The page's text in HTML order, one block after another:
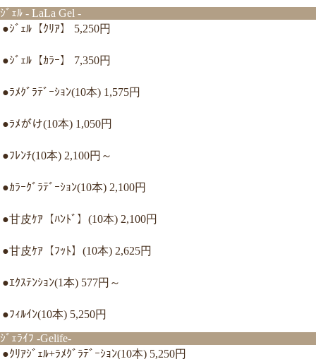
ｼﾞｪﾙ - LaLa Gel -
●ｼﾞｪﾙ【ｸﾘｱ】 5,250円
●ｼﾞｪﾙ【ｶﾗｰ】 7,350円
●ﾗﾒｸﾞﾗﾃﾞｰｼｮﾝ(10本) 1,575円
●ﾗﾒがけ(10本) 1,050円
●ﾌﾚﾝﾁ(10本) 2,100円～
●ｶﾗｰｸﾞﾗﾃﾞｰｼｮﾝ(10本) 2,100円
●甘皮ｹｱ【ﾊﾝﾄﾞ】(10本) 2,100円
●甘皮ｹｱ【ﾌｯﾄ】(10本) 2,625円
●ｴｸｽﾃﾝｼｮﾝ(1本) 577円～
●ﾌｨﾙｲﾝ(10本) 5,250円
ｼﾞｪﾗｲﾌ -Gelife-
●ｸﾘｱｼﾞｪﾙ+ﾗﾒｸﾞﾗﾃﾞｰｼｮﾝ(10本) 5,250円